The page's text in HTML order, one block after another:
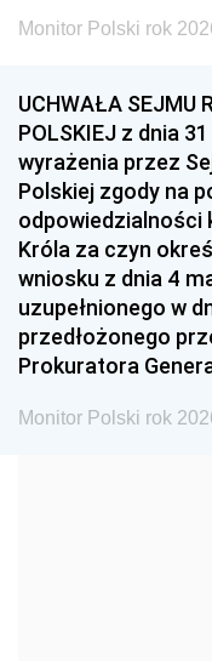
1996
1993
1990
1987
1984
1981
1978
1975
Monitor Polski rok
UCHWAŁA SEJMU
POLSKIEJ z dnia
wyrażenia przez
Polskiej zgody na
odpowiedzialności
Króla za czyn
wniosku z dnia 4
uzupełnionego w
przedłożonego
Prokuratora
Monitor Polski rok